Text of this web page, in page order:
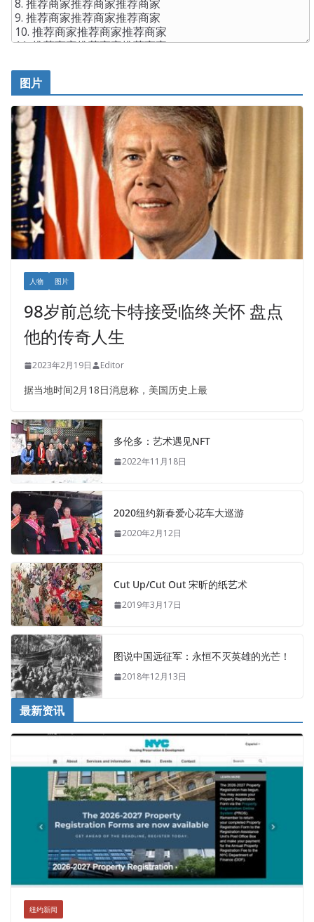
图片
人物 图片
98岁前总统卡特接受临终关怀 盘点
他的传奇人生
2023年2月19日 Editor
据当地时间2月18日消息称，美国历史上最
多伦多：艺术遇见NFT
2022年11月18日
2020纽约新春爱心花车大巡游
2020年2月12日
Cut Up/Cut Out 宋昕的纸艺术
2019年3月17日
图说中国远征军：永恒不灭英雄的光芒！
2018年12月13日
最新资讯
纽约新闻